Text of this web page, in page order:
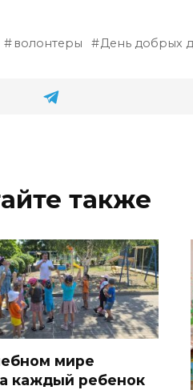
волонтеры День добрых
также
мире
каждый ребенок